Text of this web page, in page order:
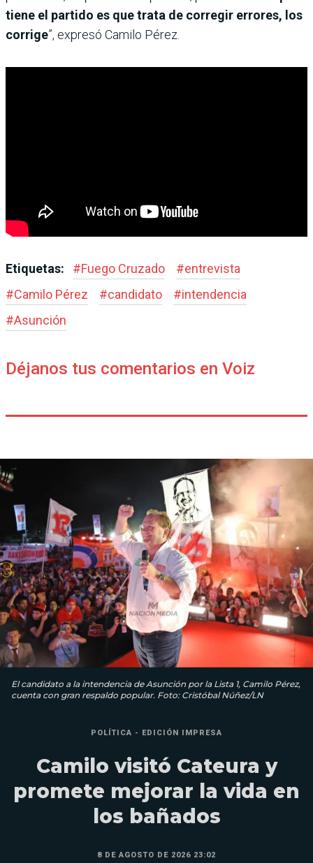
tiene el partido es que trata de corregir errores, los
corrige”, expresó Camilo Pérez.
Etiquetas: #Fuego Cruzado #entrevista
#Camilo Pérez #candidato #intendencia
#Asunción
Déjanos tus comentarios en Voiz
El candidato a la intendencia de Asunción por la Lista 1, Camilo Pérez,
cuenta con gran respaldo popular. Foto: Cristóbal Núñez/LN
POLÍTICA - EDICIÓN IMPRESA
Camilo visitó Cateura y
promete mejorar la vida en
los bañados
8 DE AGOSTO DE 2026 23:02